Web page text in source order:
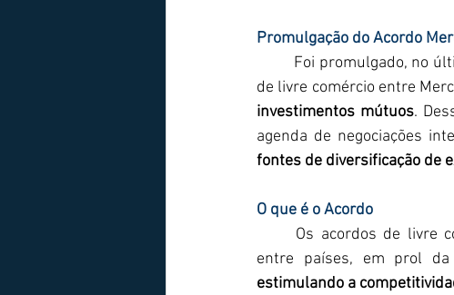
Promulgação do Acordo
de livre comércio entre
investimentos mútuos.
agenda de negociações
fontes de diversificação de
O que é o Acordo
estimulando a